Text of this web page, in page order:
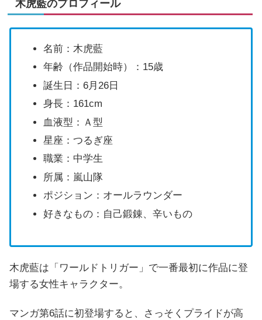
木虎藍のプロフィール
名前：木虎藍
年齢（作品開始時）：15歳
誕生日：6月26日
身長：161cm
血液型：Ａ型
星座：つるぎ座
職業：中学生
所属：嵐山隊
ポジション：オールラウンダー
好きなもの：自己鍛錬、辛いもの
木虎藍は「ワールドトリガー」で一番最初に作品に登
場する女性キャラクター。
マンガ第6話に初登場すると、さっそくプライドが高